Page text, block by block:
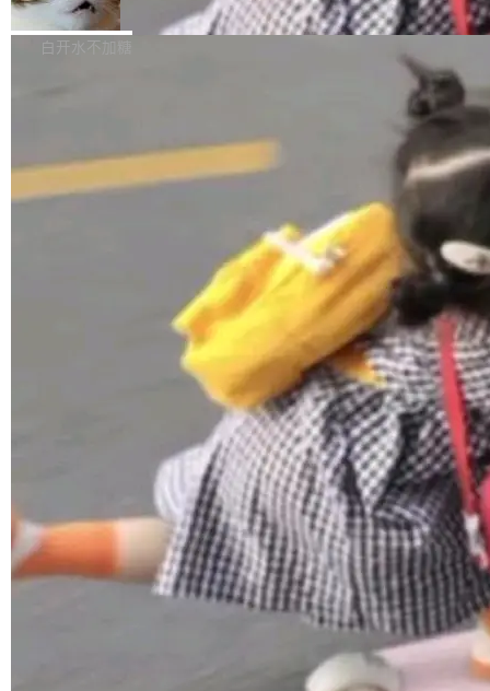
由软件情怀，而是一个跟 AI agent 直接相关的
技术判断。 两行 prompt 就能个性化任何软件 C
关开源项目的开发者，希望参加 DeepSeek Har
ness 的内测，可以回复或私信联系我。请附上
Harness 负责把能力落到真实环境中——调用工
具、读写文件、管理上下文、处理错误、完成闭
环。崔添翼招人的标...
开源
商汤科技宣布面向社区开源轻量级统一多模态模
型的预览版本 SenseNova U1.5-Lite-Preview。
理解、推理、生成与编辑，还仅以 8B-MoT 的轻
量大小，将能力推进到4K、更精细的真实质感、
更复杂的视觉控制和可持续迭代编辑。 相比 U
1，U1.5-Lite-Preview 在以下方向上带来了显著
提升： 原生支持4K图像生成； 更精细的局部纹
理、细节与真实世界质感； 更准确的中英文文字
生成与复杂版式组织； 更稳定的图...
白开水不加糖
©OSCHINA(OSChina.NET) 京ICP备2025119063号